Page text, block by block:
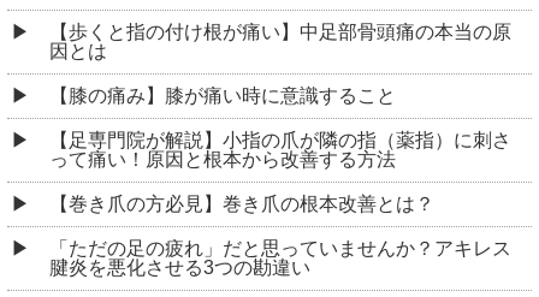
【歩くと指の付け根が痛い】中足部骨頭痛の本当の原
因とは
【膝の痛み】膝が痛い時に意識すること
【足専門院が解説】小指の爪が隣の指（薬指）に刺さ
って痛い！原因と根本から改善する方法
【巻き爪の方必見】巻き爪の根本改善とは？
「ただの足の疲れ」だと思っていませんか？アキレス
腱炎を悪化させる3つの勘違い